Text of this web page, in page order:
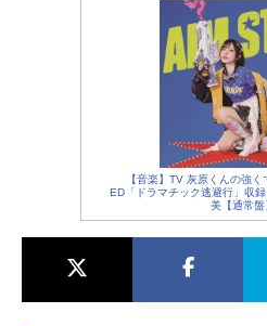
【音楽】TV 灰原くんの強
ED「ドラマチック逃避行」収
美【通常盤